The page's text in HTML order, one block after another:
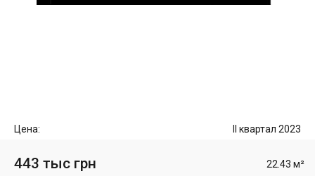
Цена: II квартал 2023
443 тыс грн 22.43 м²